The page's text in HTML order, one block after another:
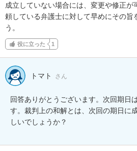
成立していない場合には、変更や修正が
頼している弁護士に対して早めにその旨
う。
役に立った 1
トマト さん
回答ありがとうございます。次回期日
す。裁判上の和解とは、次回の期日に